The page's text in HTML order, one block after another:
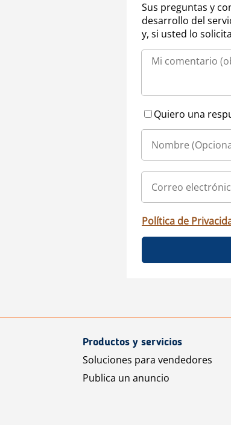
Sus preguntas y
desarrollo del
y, si usted lo
Quiero una
Política de
Productos y servicios
Soluciones para vendedores
Publica un anuncio